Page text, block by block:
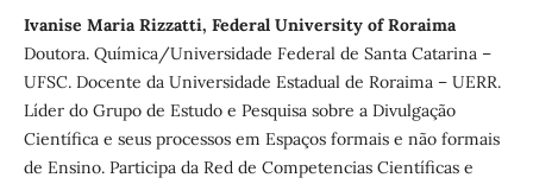
Ivanise Maria Rizzatti, Federal University of Roraima
Doutora. Química/Universidade Federal de Santa Catarina –
UFSC. Docente da Universidade Estadual de Roraima – UERR.
Líder do Grupo de Estudo e Pesquisa sobre a Divulgação
Científica e seus processos em Espaços formais e não formais
de Ensino. Participa da Red de Competencias Científicas e